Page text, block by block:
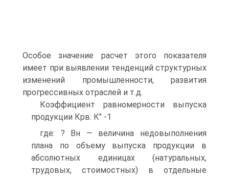
Особое значение расчет этого показателя
имеет при выявлении тенденций структурных
изменений промышленности, развития
прогрессивных отраслей и т.д.
Коэффициент равномерности выпуска
продукции Крв: К" -1
где: ? Вн — величина недовыполнения
плана по объему выпуска продукции в
абсолютных единицах (натуральных,
трудовых, стоимостных) в отдельные